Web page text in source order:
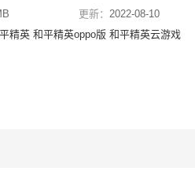
更新： 2022-08-10
精英 和平精英oppo版 和平精英云游戏